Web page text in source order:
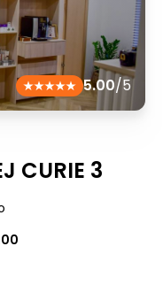
5.00/5
CURIE 3